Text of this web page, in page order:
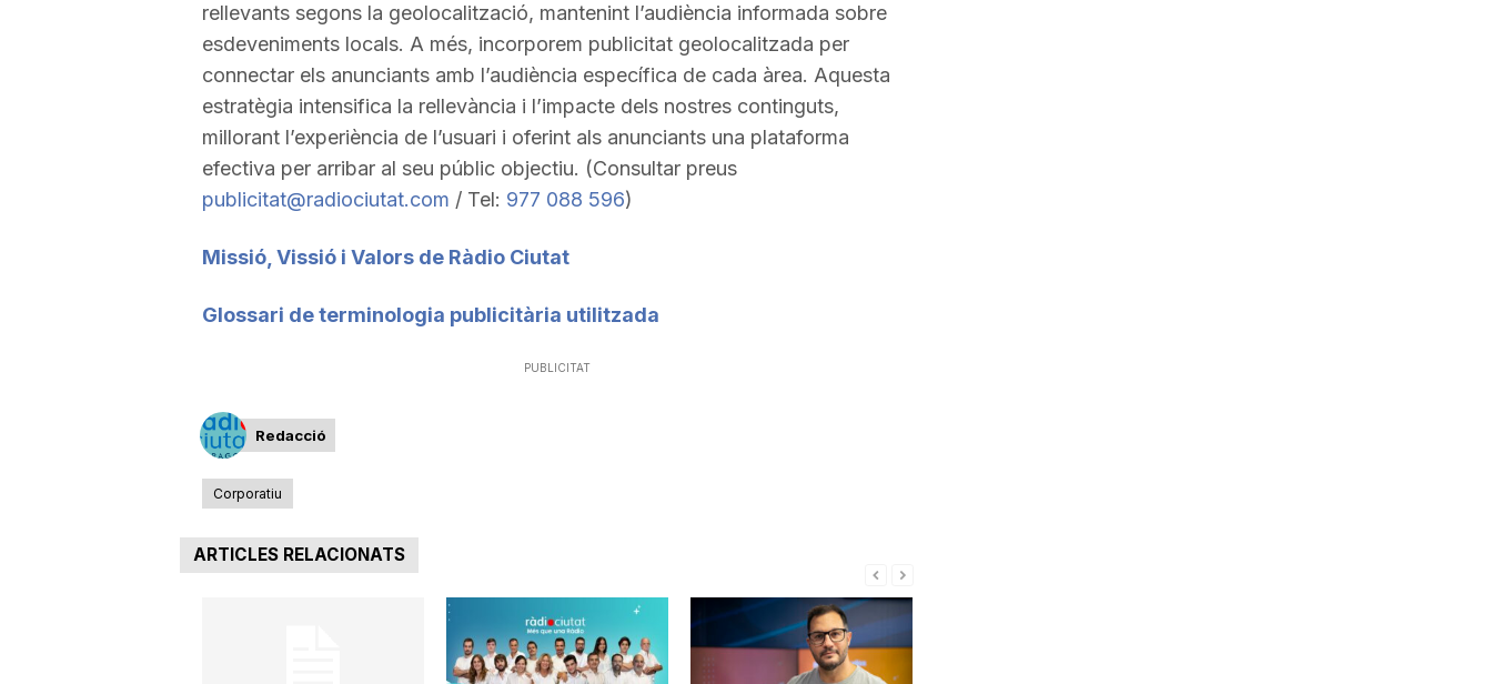
rellevants segons la geolocalització, mantenint l’audiència informada sobre
esdeveniments locals. A més, incorporem publicitat geolocalitzada per
connectar els anunciants amb l’audiència específica de cada àrea. Aquesta
estratègia intensifica la rellevància i l’impacte dels nostres continguts,
millorant l’experiència de l’usuari i oferint als anunciants una plataforma
efectiva per arribar al seu públic objectiu. (Consultar preus
publicitat@radiociutat.com / Tel: 977 088 596)
Missió, Vissió i Valors de Ràdio Ciutat
Glossari de terminologia publicitària utilitzada
PUBLICITAT
Redacció
Corporatiu
ARTICLES RELACIONATS